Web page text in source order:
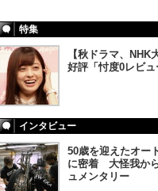
特集
【秋ドラマ、NHK
好評「忖度0レビュ
インタビュー
50歳を迎えたオー
に密着 大怪我か
ュメンタリー